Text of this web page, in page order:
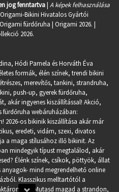
jog fenntartva| A képek felhasználása
Bikini Hivatalos Gyártói
Origami fürdőruha | Origami 2026. |
2026.
Hódi Pamela és Horváth Éva
formák, élén színek, trendi bikini
merevítős, tankini, strandruha,
push-up, gyerek fürdőruha,
akár ingyenes kiszállítással! Akció,
webáruházában:
2026-os bikinik kiszállítása akár már
eredeti, vidám, szexi, divatos
a maga stílusához illő bikinit. Az
mindegyik típust megtalálod, akár
Élénk színek, csíkok, pöttyök, állat
mind megrendelhető online
Klasszikus melltartótól a
van. Mutasd magad a strandon,